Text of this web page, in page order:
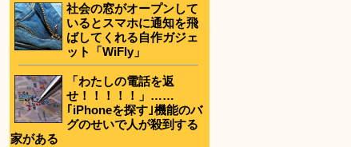
社会の窓がオープンして
いるとスマホに通知を飛
ばしてくれる自作ガジェ
ット「WiFly」
「わたしの電話を返
せ！！！！！」……
｢iPhoneを探す｣機能のバ
グのせいで人が殺到する
家がある